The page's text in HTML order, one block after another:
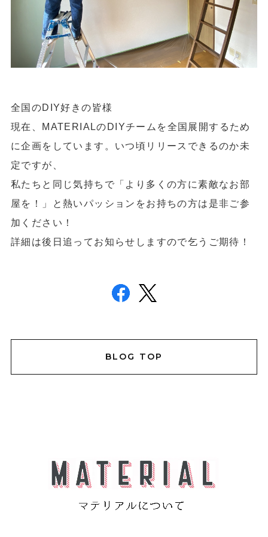
全国のDIY好きの皆様
現在、MATERIALのDIYチームを全国展開するため
に企画をしています 。いつ頃リリースできるのか未
定ですが、
私たちと同じ気持ちで「より多くの方に素敵なお部
屋を！」と熱いパッションをお持ちの方は是非ご参
加ください！
詳細は後日追ってお知らせしますので乞うご期待！
BLOG TOP